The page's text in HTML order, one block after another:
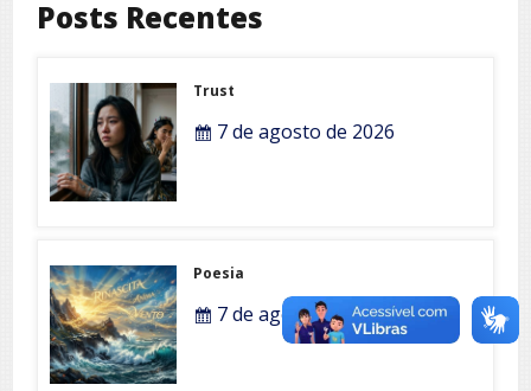
Posts Recentes
Trust
7 de agosto de 2026
Poesia
7 de agosto de 2026